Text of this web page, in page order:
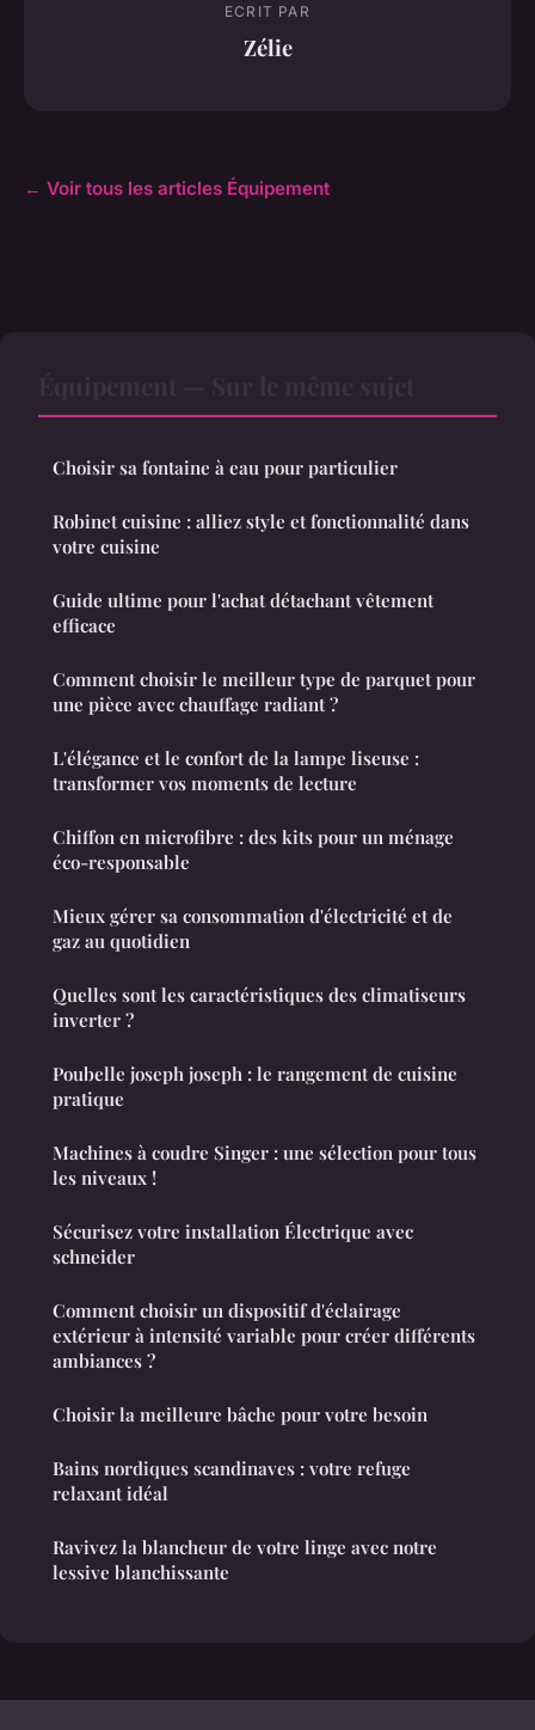
ECRIT PAR
Zélie
← Voir tous les articles Équipement
Choisir sa fontaine à eau pour particulier
Robinet cuisine : alliez style et fonctionnalité dans
votre cuisine
Guide ultime pour l'achat détachant vêtement
efficace
Comment choisir le meilleur type de parquet pour
une pièce avec chauffage radiant ?
L'élégance et le confort de la lampe liseuse :
transformer vos moments de lecture
Chiffon en microfibre : des kits pour un ménage
éco-responsable
Mieux gérer sa consommation d'électricité et de
gaz au quotidien
Quelles sont les caractéristiques des climatiseurs
inverter ?
Poubelle joseph joseph : le rangement de cuisine
pratique
Machines à coudre Singer : une sélection pour tous
les niveaux !
Sécurisez votre installation Électrique avec
schneider
Comment choisir un dispositif d'éclairage
extérieur à intensité variable pour créer différents
ambiances ?
Choisir la meilleure bâche pour votre besoin
Bains nordiques scandinaves : votre refuge
relaxant idéal
Ravivez la blancheur de votre linge avec notre
lessive blanchissante